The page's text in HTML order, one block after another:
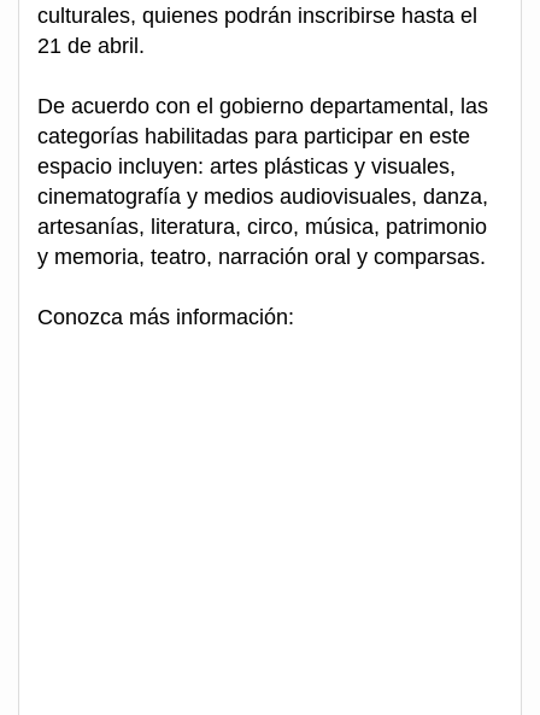
culturales, quienes podrán inscribirse hasta el
21 de abril.
De acuerdo con el gobierno departamental, las
categorías habilitadas para participar en este
espacio incluyen: artes plásticas y visuales,
cinematografía y medios audiovisuales, danza,
artesanías, literatura, circo, música, patrimonio
y memoria, teatro, narración oral y comparsas.
Conozca más información: